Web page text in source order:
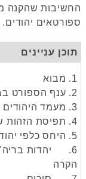
שהקנה
יהודים.
עניינים
יהדות בריה"מ-